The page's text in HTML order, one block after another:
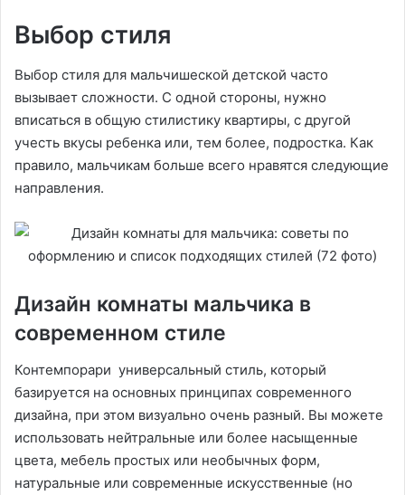
Выбор стиля
Выбор стиля для мальчишеской детской часто
вызывает сложности. С одной стороны, нужно
вписаться в общую стилистику квартиры, с другой
учесть вкусы ребенка или, тем более, подростка. Как
правило, мальчикам больше всего нравятся следующие
направления.
Дизайн комнаты мальчика в
современном стиле
Контемпорари универсальный стиль, который
базируется на основных принципах современного
дизайна, при этом визуально очень разный. Вы можете
использовать нейтральные или более насыщенные
цвета, мебель простых или необычных форм,
натуральные или современные искусственные (но